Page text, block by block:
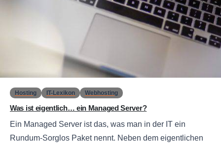
Hosting IT-Lexikon Webhosting
Was ist eigentlich… ein Managed Server?
Ein Managed Server ist das, was man in der IT ein
Rundum-Sorglos Paket nennt. Neben dem eigentlichen